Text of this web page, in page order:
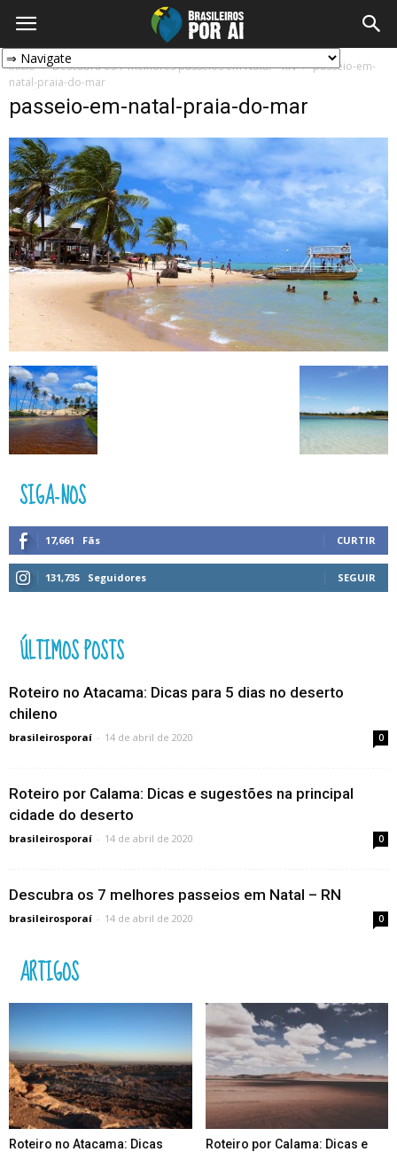
Início Descubra os 7 melhores passeios em Natal – RN
passeio-em-
natal-praia-do-mar
passeio-em-natal-praia-do-mar
SIGA-NOS
17,661 Fãs CURTIR
131,735 Seguidores SEGUIR
ÚLTIMOS POSTS
Roteiro no Atacama: Dicas para 5 dias no deserto
chileno
brasileirosporaí - 14 de abril de 2020 0
Roteiro por Calama: Dicas e sugestões na principal
cidade do deserto
brasileirosporaí - 14 de abril de 2020 0
Descubra os 7 melhores passeios em Natal – RN
brasileirosporaí - 14 de abril de 2020 0
ARTIGOS
Roteiro no Atacama: Dicas
Roteiro por Calama: Dicas e